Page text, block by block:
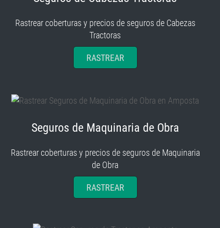
Rastrear coberturas y precios de seguros de Cabezas
Tractoras
RASTREAR
Seguros de Maquinaria de Obra
Rastrear coberturas y precios de seguros de Maquinaria
de Obra
RASTREAR